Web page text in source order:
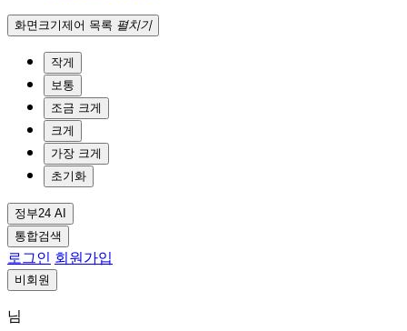
화면크기제어 목록 펼치기
작게
보통
조금 크게
크게
가장 크게
초기화
정부24 AI
통합검색
로그인 회원가입
비회원
님